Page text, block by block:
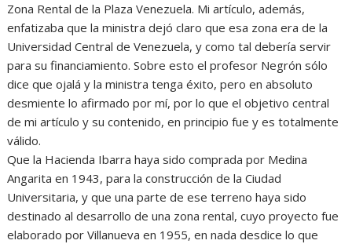
Zona Rental de la Plaza Venezuela. Mi artículo, además,
enfatizaba que la ministra dejó claro que esa zona era de la
Universidad Central de Venezuela, y como tal debería servir
para su financiamiento. Sobre esto el profesor Negrón sólo
dice que ojalá y la ministra tenga éxito, pero en absoluto
desmiente lo afirmado por mí, por lo que el objetivo central
de mi artículo y su contenido, en principio fue y es totalmente
válido.
Que la Hacienda Ibarra haya sido comprada por Medina
Angarita en 1943, para la construcción de la Ciudad
Universitaria, y que una parte de ese terreno haya sido
destinado al desarrollo de una zona rental, cuyo proyecto fue
elaborado por Villanueva en 1955, en nada desdice lo que